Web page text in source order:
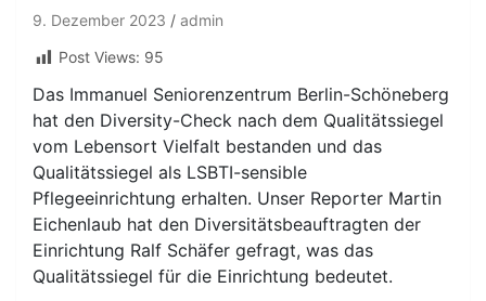
9. Dezember 2023
admin
Post Views: 95
Das Immanuel Seniorenzentrum Berlin-Schöneberg
hat den Diversity-Check nach dem Qualitätssiegel
vom Lebensort Vielfalt bestanden und das
Qualitätssiegel als LSBTI-sensible
Pflegeeinrichtung erhalten. Unser Reporter Martin
Eichenlaub hat den Diversitätsbeauftragten der
Einrichtung Ralf Schäfer gefragt, was das
Qualitätssiegel für die Einrichtung bedeutet.